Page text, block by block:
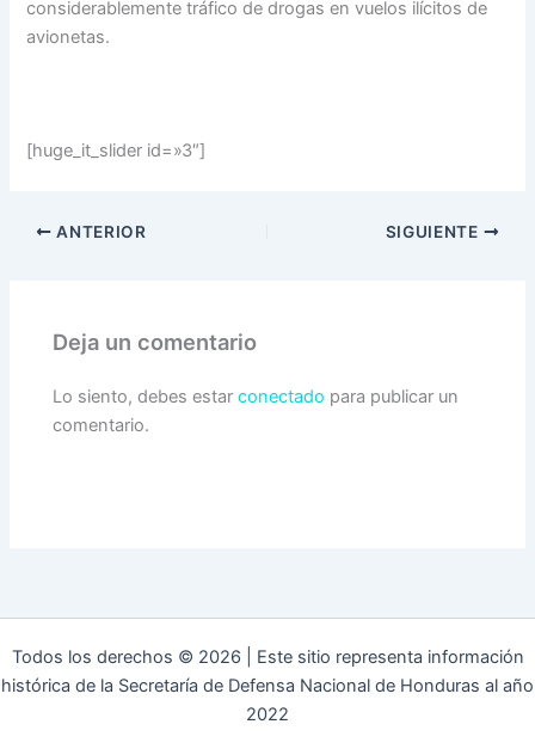
considerablemente tráfico de drogas en vuelos ilícitos de
avionetas.
[huge_it_slider id=»3″]
ANTERIOR SIGUIENTE
Deja un comentario
Lo siento, debes estarconectado para publicar un
comentario.
Todos los derechos © 2026 | Este sitio representa información
histórica de la Secretaría de Defensa Nacional de Honduras al año
2022